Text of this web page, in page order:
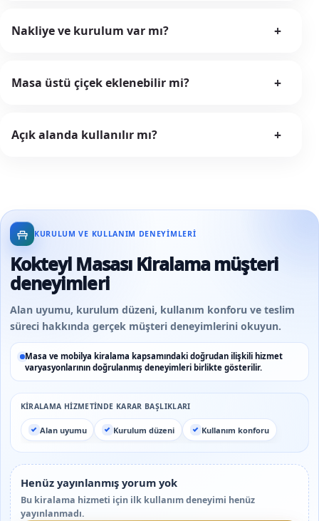
Nakliye ve kurulum var mı? +
Masa üstü çiçek eklenebilir mi? +
Açık alanda kullanılır mı? +
KURULUM VE KULLANIM DENEYIMLERI
Kokteyl Masası Kiralama müşteri
deneyimleri
Alan uyumu, kurulum düzeni, kullanım konforu ve teslim
süreci hakkında gerçek müşteri deneyimlerini okuyun.
Masa ve mobilya kiralama kapsamındaki doğrudan ilişkili hizmet
varyasyonlarının doğrulanmış deneyimleri birlikte gösterilir.
KIRALAMA HIZMETINDE KARAR BAŞLIKLARI
Alan uyumu Kurulum düzeni Kullanım konforu
Henüz yayınlanmış yorum yok
Bu kiralama hizmeti için ilk kullanım deneyimi henüz
yayınlanmadı.